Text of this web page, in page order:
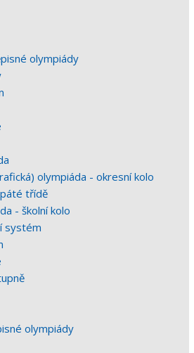
olympiády
olympiáda - okresní kolo
třídě
- školní kolo
systém
olympiády